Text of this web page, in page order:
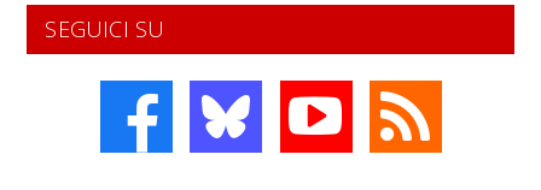
SEGUICI SU